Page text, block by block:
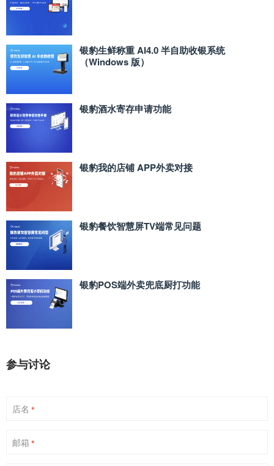
银豹生鲜称重 AI4.0 半自助收银系统
（Windows 版）
银豹酒水寄存申请功能
银豹我的店铺 APP外卖对接
银豹餐饮智慧屏TV端常见问题
银豹POS端外卖兜底厨打功能
参与讨论
店名 *
邮箱 *